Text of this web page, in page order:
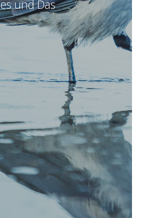
und Das